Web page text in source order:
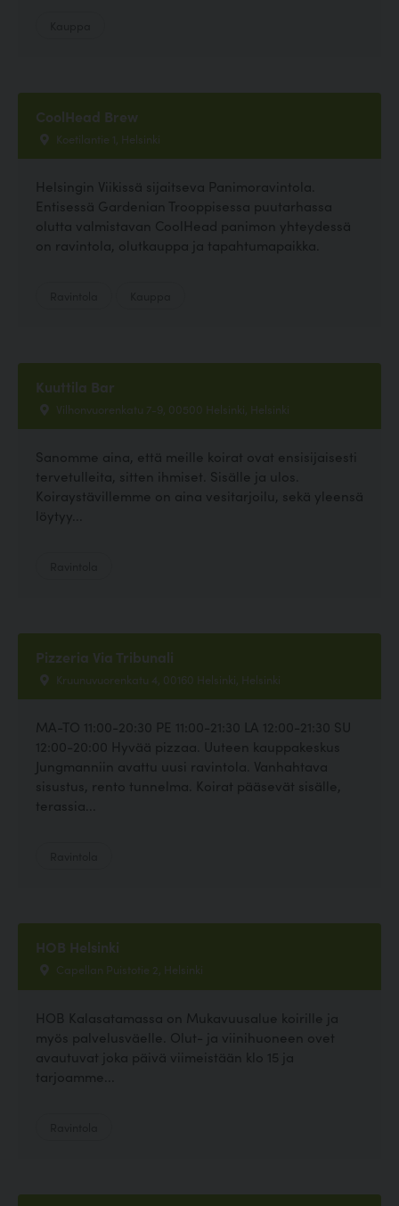
CoolHead Brew
Koetilantie 1, Helsinki
Helsingin Viikissä sijaitseva Panimoravintola.
Entisessä Gardenian Trooppisessa puutarhassa
olutta valmistavan CoolHead panimon yhteydessä
on ravintola, olutkauppa ja tapahtumapaikka.
Kuuttila Bar
Vilhonvuorenkatu 7-9, 00500 Helsinki, Helsinki
Sanomme aina, että meille koirat ovat ensisijaisesti
tervetulleita, sitten ihmiset. Sisälle ja ulos.
Koiraystävillemme on aina vesitarjoilu, sekä yleensä
löytyy...
Pizzeria Via Tribunali
Kruunuvuorenkatu 4, 00160 Helsinki, Helsinki
MA-TO 11:00-20:30 PE 11:00-21:30 LA 12:00-21:30 SU
12:00-20:00 Hyvää pizzaa. Uuteen kauppakeskus
Jungmanniin avattu uusi ravintola. Vanhahtava
sisustus, rento tunnelma. Koirat pääsevät sisälle,
terassia...
HOB Helsinki
Capellan Puistotie 2, Helsinki
HOB Kalasatamassa on Mukavuusalue koirille ja
myös palvelusväelle. Olut- ja viinihuoneen ovet
avautuvat joka päivä viimeistään klo 15 ja
tarjoamme...